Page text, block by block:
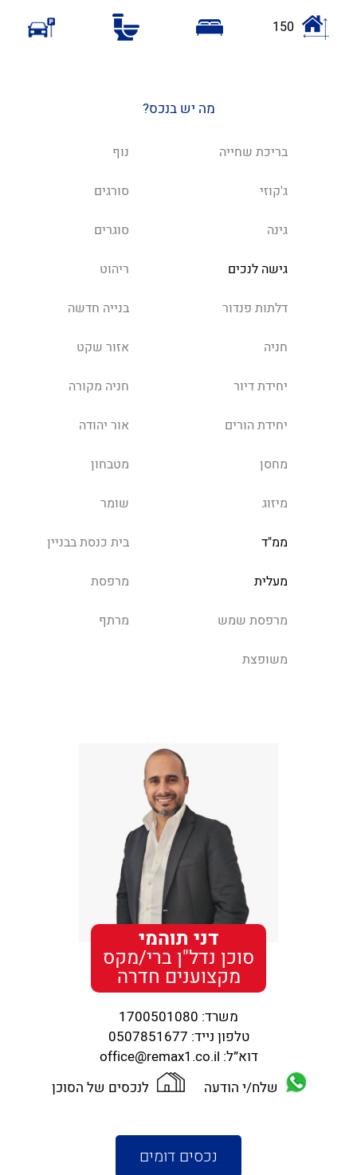
150
מה יש בנכס?
בריכת שחייה נוף
ג'קוזי סורגים
גינה סוגרים
גישה לנכים ריהוט
דלתות פנדור בנייה חדשה
חניה אזור שקט
יחידת דיור חניה מקורה
יחידת הורים אור יהודה
מחסן מטבחון
מיזוג שומר
ממ"ד בית כנסת בבניין
מעלית מרפסת
מרפסת שמש מרתף
משופצת
דני תוהמי
סוכן נדל"ן ברי/מקס
מקצוענים חדרה
משרד: 1700501080
טלפון נייד: 0507851677
דוא”ל: office@remax1.co.il
שלח/י הודעה
לנכסים של הסוכן
נכסים דומים